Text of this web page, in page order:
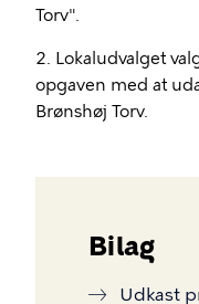
Torv".
2. Lokaludvalget
opgaven med at
Brønshøj Torv.
Bilag
Udkast